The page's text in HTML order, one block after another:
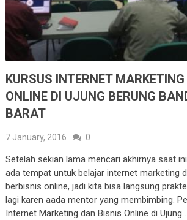
KURSUS INTERNET
ONLINE DI UJUNG BERUNG
BARAT
7 January, 2016 0
Setelah sekian lama mencari akhirnya saat
ada tempat untuk belajar internet marketing
berbisnis online, jadi kita bisa langsung
lagi karen aada mentor yang membimbing.
Internet Marketing dan Bisnis Online di Ujung